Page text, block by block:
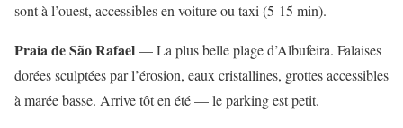
sont à l’ouest, accessibles en voiture ou taxi (5-15 min).
Praia de São Rafael— La plus belle plage d’Albufeira. Falaises
dorées sculptées par l’érosion, eaux cristallines, grottes accessibles
à marée basse. Arrive tôt en été — le parking est petit.